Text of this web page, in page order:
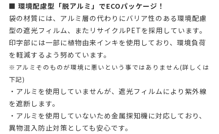
■ 環境配慮型「脱アルミ」でECOパッケージ！
袋の材質には、アルミ層の代わりにバリア性のある環境配慮
型の遮光フィルム、またリサイクルPETを採用しています。
印字部には一部に植物由来インキを使用しており、環境負荷
を軽減するよう努めています。
※アルミそのものが環境に悪いという事ではありません(詳しくは
下記)
・アルミを使用していませんが、遮光フィルムにより紫外線
を遮断します。
・アルミを使用していないため金属探知機に対応しており、
異物混入防止対策としても安心です。